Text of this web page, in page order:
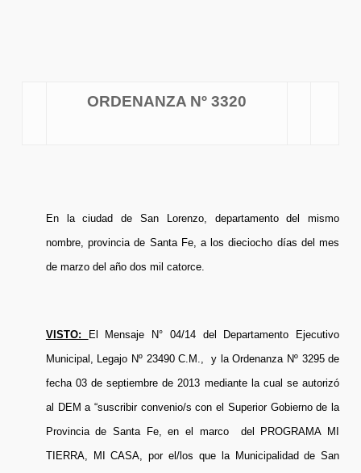
ORDENANZA Nº 3320
En la ciudad de San Lorenzo, departamento del mismo
nombre, provincia de Santa Fe, a los dieciocho días del mes
de marzo del año dos mil catorce.
VISTO:
El Mensaje N° 04/14 del Departamento Ejecutivo
Municipal, Legajo Nº 23490 C.M., y la Ordenanza Nº 3295 de
fecha 03 de septiembre de 2013 mediante la cual se autorizó
al DEM a “suscribir convenio/s con el Superior Gobierno de la
Provincia de Santa Fe, en el marco del PROGRAMA MI
TIERRA, MI CASA, por el/los que la Municipalidad de San